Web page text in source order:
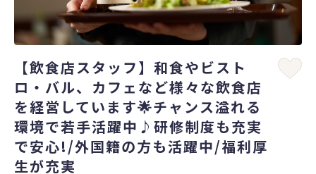
【飲食店スタッフ】和食やビスト
ロ・バル、カフェなど様々な飲食店
を経営しています🌟チャンス溢れる
環境で若手活躍中♪研修制度も充実
で安心!/外国籍の方も活躍中/福利厚
生が充実